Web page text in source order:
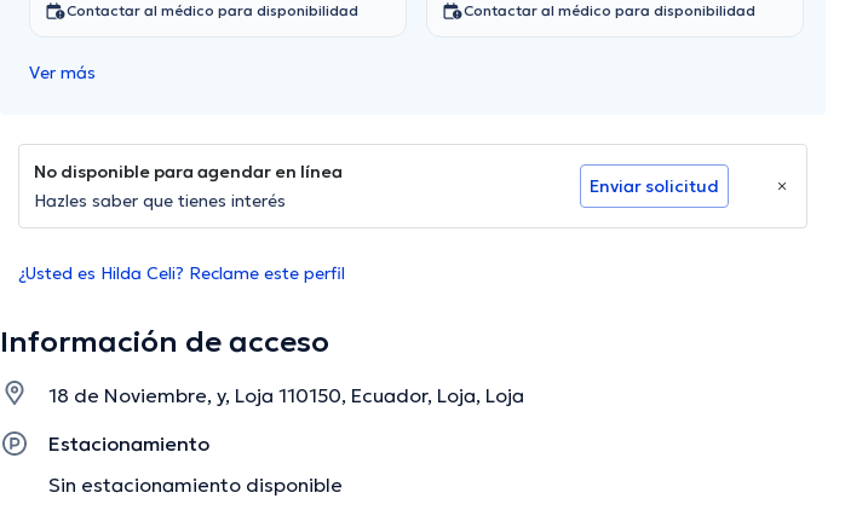
Contactar al médico para disponibilidad Contactar al médico para disponibilidad
Ver más
No disponible para agendar en línea
Hazles saber que tienes interés
Enviar solicitud
¿Usted es Hilda Celi? Reclame este perfil
Información de acceso
18 de Noviembre, y, Loja 110150, Ecuador, Loja, Loja
Estacionamiento
Sin estacionamiento disponible